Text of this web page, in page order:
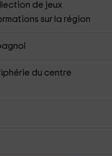
de jeux
sur la région
du centre